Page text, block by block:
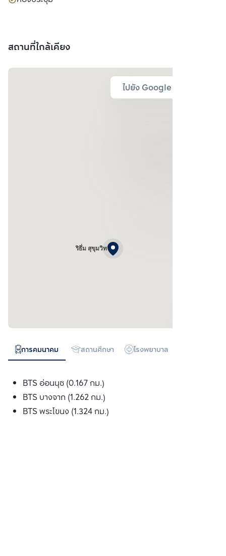
สถานที่ใกล้เคียง
ไปยัง Google Map
ริธึ่ม สุขุมวิท
การคมนาคม สถานศึกษา โรงพยาบาล
BTS อ่อนนุช (0.167 กม.)
BTS บางจาก (1.262 กม.)
BTS พระโขนง (1.324 กม.)